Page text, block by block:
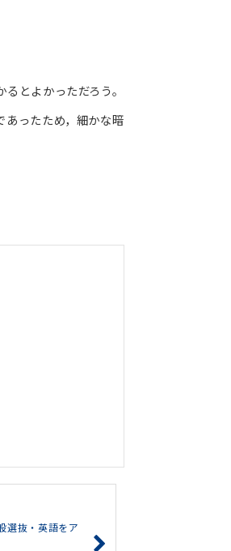
とよかっただろう。
ったため，細かな暗
選抜・英語をア